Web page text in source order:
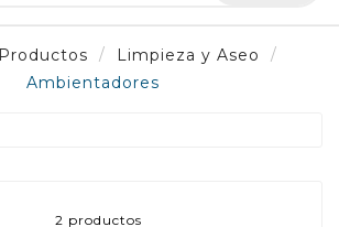
Productos
Limpieza y Aseo
Ambientadores
2 productos